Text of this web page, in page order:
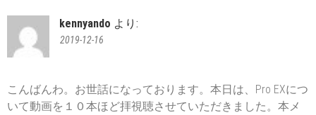
kennyando より:
2019-12-16
こんばんわ。お世話になっております。本日は、Pro EXにつ
いて動画を１０本ほど拝視聴させていただきました。本メ